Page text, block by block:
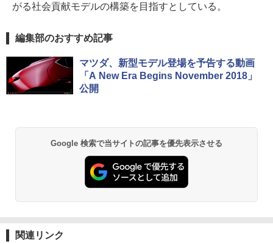
がる社会貢献モデルの構築を目指すとしている。
編集部のおすすめ記事
マツダ、新型モデル登場を予告する動画
「A New Era Begins November 2018」
公開
Google 検索で当サイトの記事を優先表示させる
関連リンク